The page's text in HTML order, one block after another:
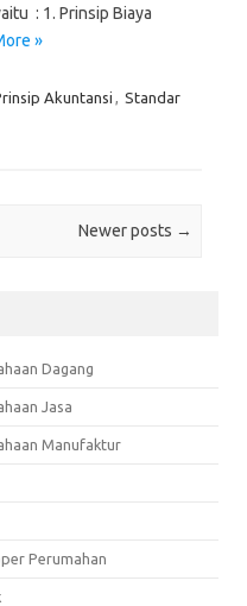
: 1. Prinsip Biaya
»
Akuntansi , Standar
Newer posts →
Dagang
Jasa
Manufaktur
Perumahan